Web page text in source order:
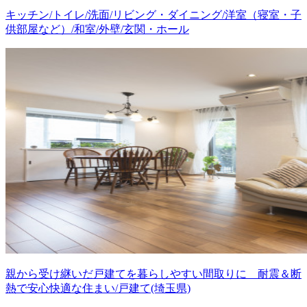
キッチン/トイレ/洗面/リビング・ダイニング/洋室（寝室・子
供部屋など）/和室/外壁/玄関・ホール
親から受け継いだ戸建てを暮らしやすい間取りに 耐震＆断
熱で安心快適な住まい/戸建て(埼玉県)